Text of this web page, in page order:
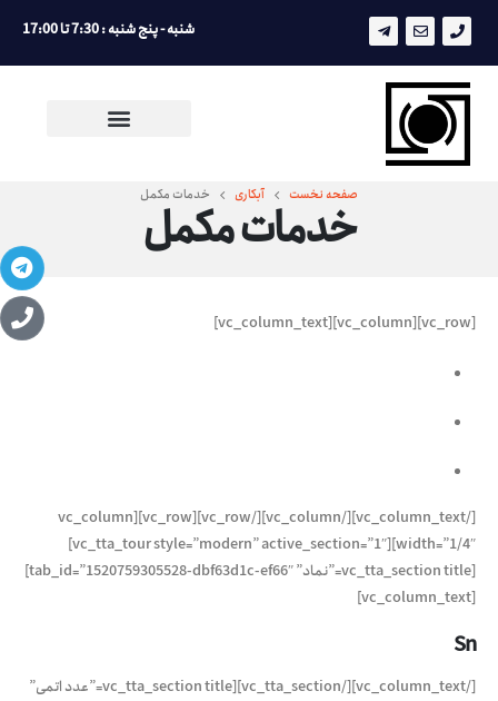
شنبه - پنج شنبه : 7:30 تا 17:00
صفحه نخست آبکاری خدمات مکمل
خدمات مکمل
[vc_row][vc_column][vc_column_text]
[/vc_column_text][/vc_column][/vc_row][vc_row][vc_column
width=”1/4″][vc_tta_tour style=”modern” active_section=”1″]
[vc_tta_section title=”نماد” tab_id=”1520759305528-dbf63d1c-ef66″]
[vc_column_text]
Sn
[/vc_column_text][/vc_tta_section][vc_tta_section title=”عدد اتمی”